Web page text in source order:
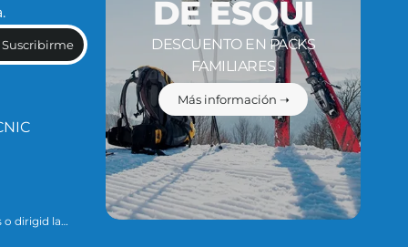
Suscribirme
o dirigid la
DE ESQUÍ
DESCUENTO EN PACKS
FAMILIARES
Más información ➝